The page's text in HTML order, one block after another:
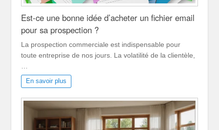
Est-ce une bonne idée d’acheter un fichier email
pour sa prospection ?
La prospection commerciale est indispensable pour
toute entreprise de nos jours. La volatilité de la clientèle,
En savoir plus